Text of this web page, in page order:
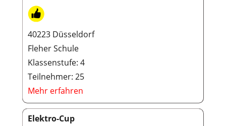
40223 Düsseldorf
Fleher Schule
Klassenstufe: 4
Teilnehmer: 25
Mehr erfahren
Elektro-Cup